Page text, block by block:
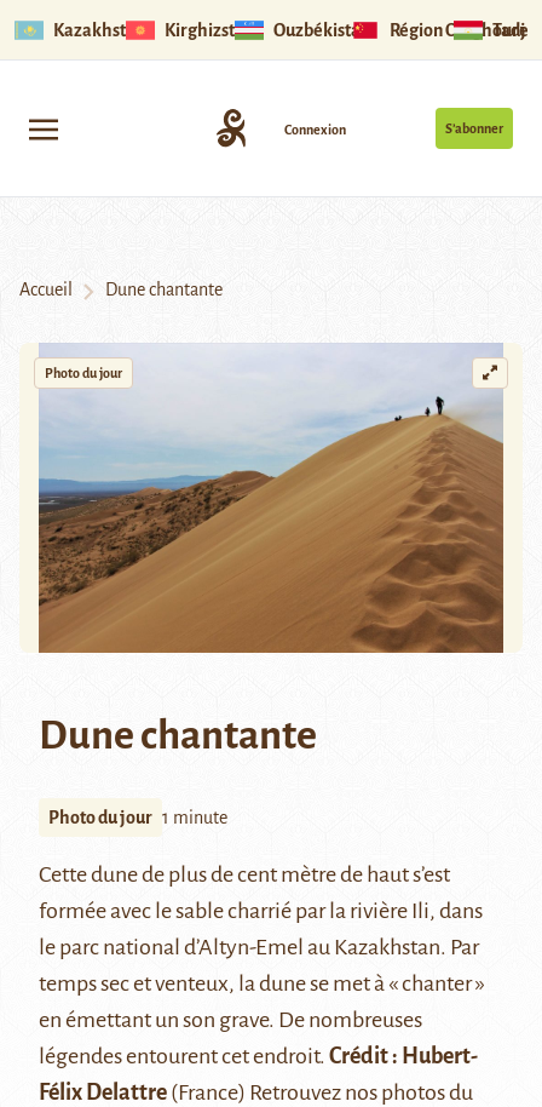
Kazakhstan Kirghizstan Ouzbékistan Région Ouïghoure
S’abonner
Connexion
Accueil Dune chantante
Photo du jour
Dune chantante
Photo du jour 1 minute
Cette dune de plus de cent mètre de haut s’est
formée avec le sable charrié par la rivière Ili, dans
le parc national d’Altyn-Emel au Kazakhstan. Par
temps sec et venteux, la dune se met à «chanter»
en émettant un son grave. De nombreuses
légendes entourent cet endroit. Crédit : Hubert-
Félix Delattre (France) Retrouvez nos photos du